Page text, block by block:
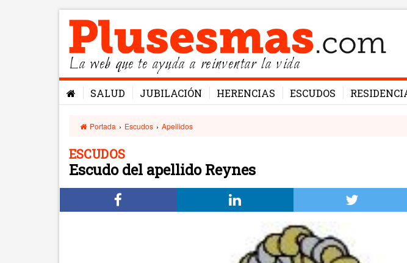
La web que te ayuda a reinventar la vida
SALUD JUBILACIÓN HERENCIAS ESCUDOS
Portada › Escudos › Apellidos
ESCUDOS
Escudo del apellido Reynes